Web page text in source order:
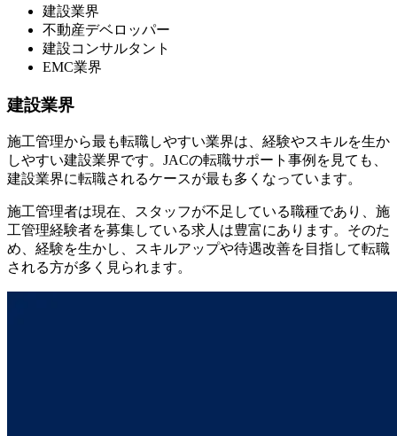
建設業界
不動産デベロッパー
建設コンサルタント
EMC業界
建設業界
施工管理から最も転職しやすい業界は、経験やスキルを生か
しやすい建設業界です。JACの転職サポート事例を見ても、
建設業界に転職されるケースが最も多くなっています。
施工管理者は現在、スタッフが不足している職種であり、施
工管理経験者を募集している求人は豊富にあります。そのた
め、経験を生かし、スキルアップや待遇改善を目指して転職
される方が多く見られます。